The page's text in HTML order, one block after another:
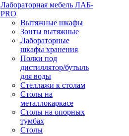
Лабораторная мебель ЛАБ-
PRO
Вытяжные шкафы
Зонты вытяжные
Лабораторные
шкафы хранения
Полки под
дистиллятор/бутыль
для воды
Стеллажи к столам
Столы на
металлокаркасе
Столы на опорных
тумбах
Столы